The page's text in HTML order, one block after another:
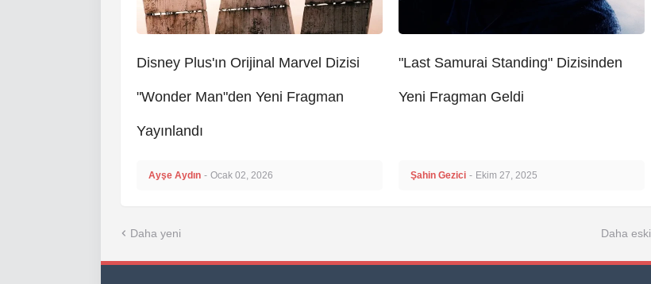
Disney Plus'ın Orijinal Marvel Dizisi
"Wonder Man"den Yeni Fragman
Yayınlandı
Ayşe Aydın - Ocak 02, 2026
"Last Samurai Standing" Dizisinden
Yeni Fragman Geldi
Şahin Gezici - Ekim 27, 2025
Daha yeni Daha eski